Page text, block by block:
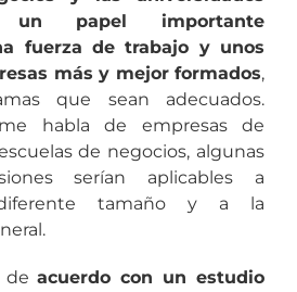
papel importante
fuerza de trabajo y unos
más y mejor formados,
que sean adecuados.
habla de empresas de
de negocios, algunas
serían aplicables a
tamaño y a la
deacuerdo con un estudio